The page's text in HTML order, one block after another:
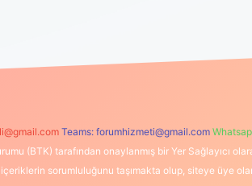
Teams: forumhizmeti@gmail.com
(BTK) tarafından onaylanmış bir Yer
sorumluluğunu taşımakta olup, siteye üye